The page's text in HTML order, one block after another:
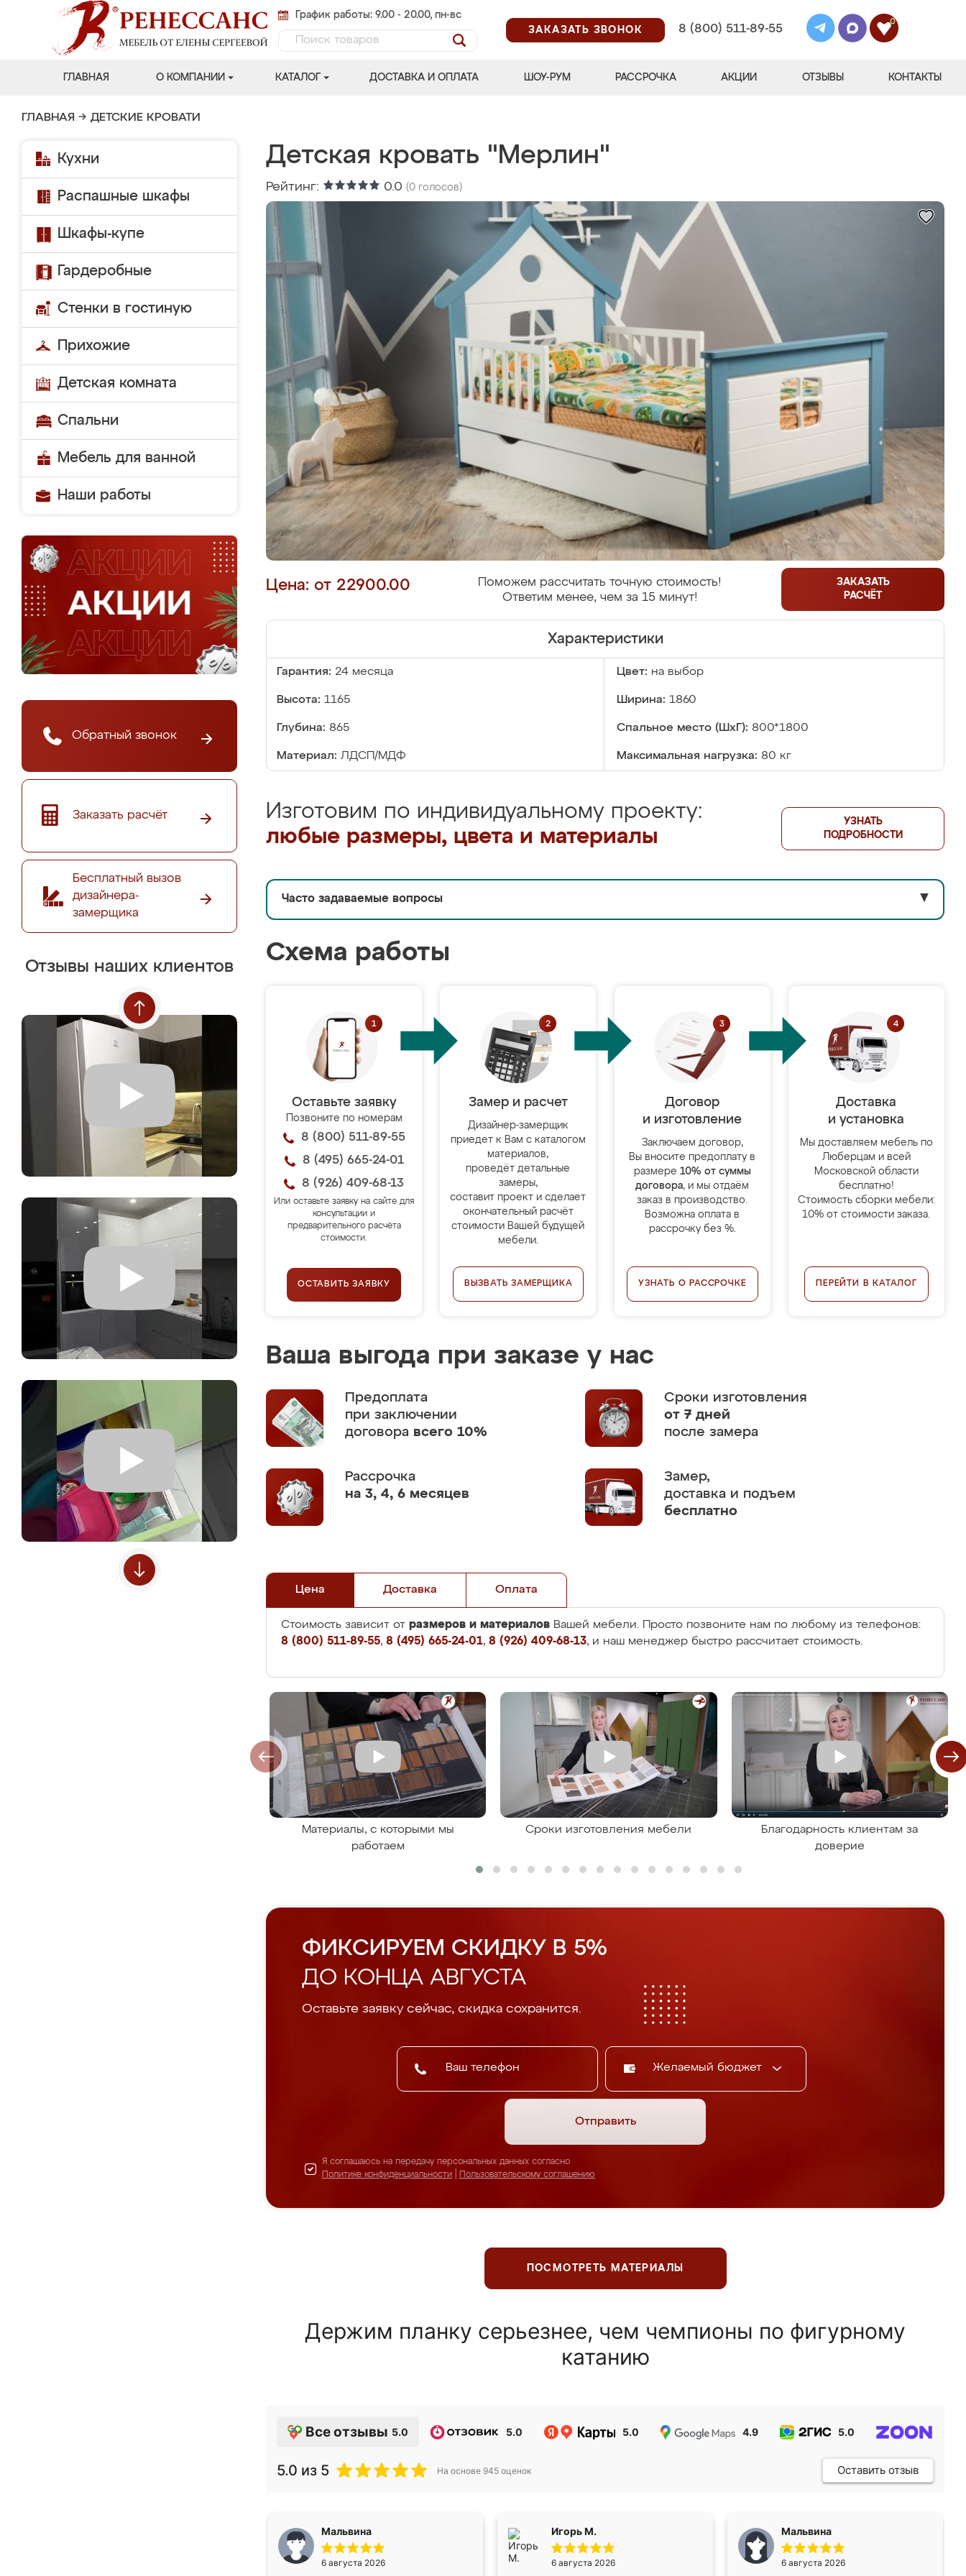
График работы: 9.00 - 20.00, пн-вс
ЗАКАЗАТЬ ЗВОНОК
8 (800) 511-89-55
0
ГЛАВНАЯ О КОМПАНИИ КАТАЛОГ ДОСТАВКА И ОПЛАТА ШОУ-РУМ РАССРОЧКА АКЦИИ ОТЗЫВЫ КОНТАКТЫ
ГЛАВНАЯ → ДЕТСКИЕ КРОВАТИ
Кухни
Распашные шкафы
Шкафы-купе
Гардеробные
Стенки в гостиную
Прихожие
Детская комната
Спальни
Мебель для ванной
Наши работы
Обратный звонок
Заказать расчёт
Бесплатный вызов
дизайнера-
замерщика
Отзывы наших клиентов
Детская кровать "Мерлин"
Рейтинг: 0.0 (0 голосов)
Цена: от 22900.00
Поможем рассчитать точную стоимость!
Ответим менее, чем за 15 минут!
ЗАКАЗАТЬ
РАСЧЁТ
Характеристики
Гарантия: 24 месяца Цвет: на выбор
Высота: 1165 Ширина: 1860
Глубина: 865 Спальное место (ШхГ): 800*1800
Материал: ЛДСП/МДФ Максимальная нагрузка: 80 кг
Изготовим по индивидуальному проекту:
любые размеры, цвета и материалы
УЗНАТЬ
ПОДРОБНОСТИ
Часто задаваемые вопросы ▼
Схема работы
Оставьте заявку
Позвоните по номерам
8 (800) 511-89-55
8 (495) 665-24-01
8 (926) 409-68-13
Или оставьте заявку на сайте для
консультации и
предварительного расчёта
стоимости.
ОСТАВИТЬ ЗАЯВКУ
Замер и расчет
Дизайнер-замерщик
приедет к Вам с каталогом
материалов,
проведёт детальные
замеры,
составит проект и сделает
окончательный расчёт
стоимости Вашей будущей
мебели.
ВЫЗВАТЬ ЗАМЕРЩИКА
Договор
и изготовление
Заключаем договор,
Вы вносите предоплату в
размере 10% от суммы
договора, и мы отдаём
заказ в производство.
Возможна оплата в
рассрочку без %.
УЗНАТЬ О РАССРОЧКЕ
Доставка
и установка
Мы доставляем мебель по
Люберцам и всей
Московской области
бесплатно!
Стоимость сборки мебели:
10% от стоимости заказа.
ПЕРЕЙТИ В КАТАЛОГ
Ваша выгода при заказе у нас
Предоплата
при заключении
договора всего 10%
Сроки изготовления
от 7 дней
после замера
Рассрочка
на 3, 4, 6 месяцев
Замер,
доставка и подъем
бесплатно
Цена Доставка Оплата
Стоимость зависит от размеров и материалов Вашей мебели. Просто позвоните нам по любому из телефонов:
8 (800) 511-89-55, 8 (495) 665-24-01, 8 (926) 409-68-13, и наш менеджер быстро рассчитает стоимость.
Материалы, с которыми мы
работаем
Сроки изготовления мебели
Благодарность клиентам за
доверие
ФИКСИРУЕМ СКИДКУ В 5%
ДО КОНЦА АВГУСТА
Оставьте заявку сейчас, скидка сохранится.
Желаемый бюджет
Отправить
Я соглашаюсь на передачу персональных данных согласно
Политике конфиденциальности
Пользовательскому соглашению
ПОСМОТРЕТЬ МАТЕРИАЛЫ
Держим планку серьезнее, чем чемпионы по фигурному
катанию
Все отзывы 5.0 5.0 5.0 4.9 5.0
5.0 из 5 На основе 945 оценок Оставить отзыв
Мальвина
6 августа 2026
Игорь М.
6 августа 2026
Мальвина
6 августа 2026